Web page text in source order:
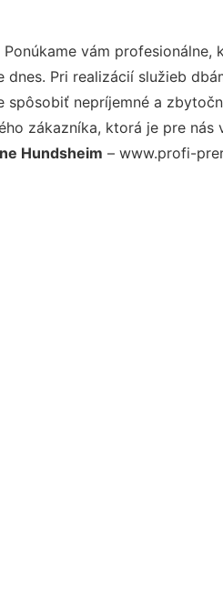
Ponúkame vám
Pri realizácií služieb
spôsobiť nepríjemné a
zákazníka, ktorá je pre
Hundsheim – www.profi-